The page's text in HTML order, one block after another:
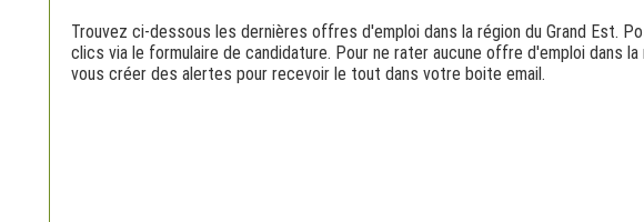
Trouvez ci-dessous les dernières offres d'emploi dans la région du Grand Est.
clics via le formulaire de candidature. Pour ne rater aucune offre d'emploi dans la
vous créer des alertes pour recevoir le tout dans votre boite email.